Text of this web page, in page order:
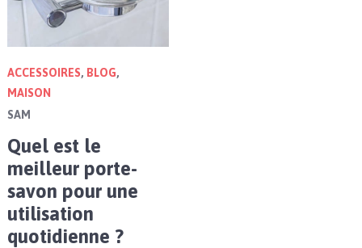
ACCESSOIRES, BLOG,
MAISON
SAM
Quel est le
meilleur porte-
savon pour une
utilisation
quotidienne ?